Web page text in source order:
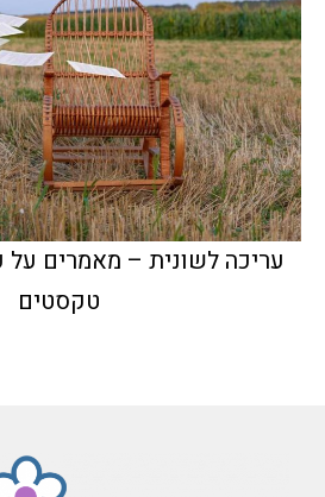
עריכה לשונית – מאמרים על
טקסטים